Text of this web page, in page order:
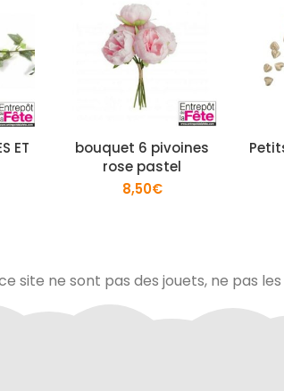
ET
bouquet 6 pivoines
rose pastel
8,50€
site ne sont pas des jouets, ne pas